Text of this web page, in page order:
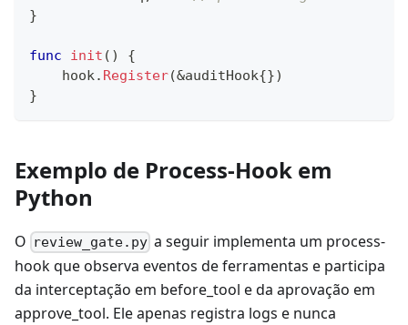
}
func init ( )
{
    hook
. Register(&auditHook{})
}
Exemplo de Process-Hook em
Python
O review_gate.py a seguir implementa um process-
hook que observa eventos de ferramentas e participa
da interceptação em before_tool e da aprovação em
approve_tool. Ele apenas registra logs e nunca